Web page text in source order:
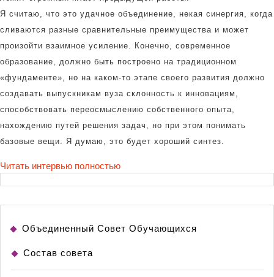
Я считаю, что это удачное объединение, некая синергия, когда
сливаются разные сравнительные преимущества и может
произойти взаимное усиление. Конечно, современное
образование, должно быть построено на традиционном
«фундаменте», но на каком-то этапе своего развития должно
создавать выпускникам вуза склонность к инновациям,
способствовать переосмыслению собственного опыта,
нахождению путей решения задач, но при этом понимать
базовые вещи. Я думаю, это будет хороший синтез.
Читать интервью полностью
Объединенный Совет Обучающихся
Состав совета